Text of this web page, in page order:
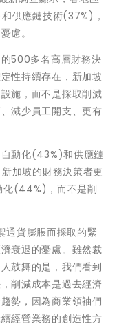
供應鏈技術(37%)，
慮。
500多名高層財務決
性持續存在，新加坡
施，而不是採取削減
減少員工開支、更有
動化(43%)和供應鏈
加坡的財務決策者更
化(44%)，而不是削
貨膨脹而採取的緊
衰退的憂慮。雖然裁
鼓舞的是，我們看到
削減成本是過去經濟
勢，因為商業領袖們
經營業務的創造性方